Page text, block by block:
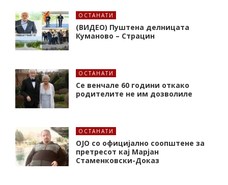
ОСТАНАТИ
(ВИДЕО) Пуштена делницата
Куманово – Страцин
ОСТАНАТИ
Се венчале 60 години откако
родителите не им дозволиле
ОСТАНАТИ
ОЈО со официјално соопштене за
претресот кај Марјан
Стаменковски-Доказ